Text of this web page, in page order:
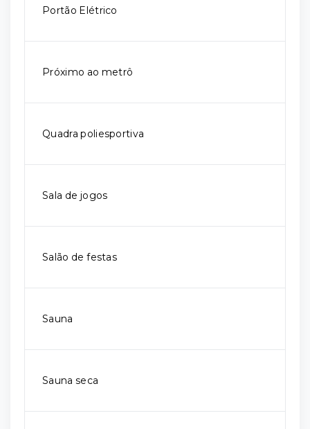
Portão Elétrico
Próximo ao metrô
Quadra poliesportiva
Sala de jogos
Salão de festas
Sauna
Sauna seca